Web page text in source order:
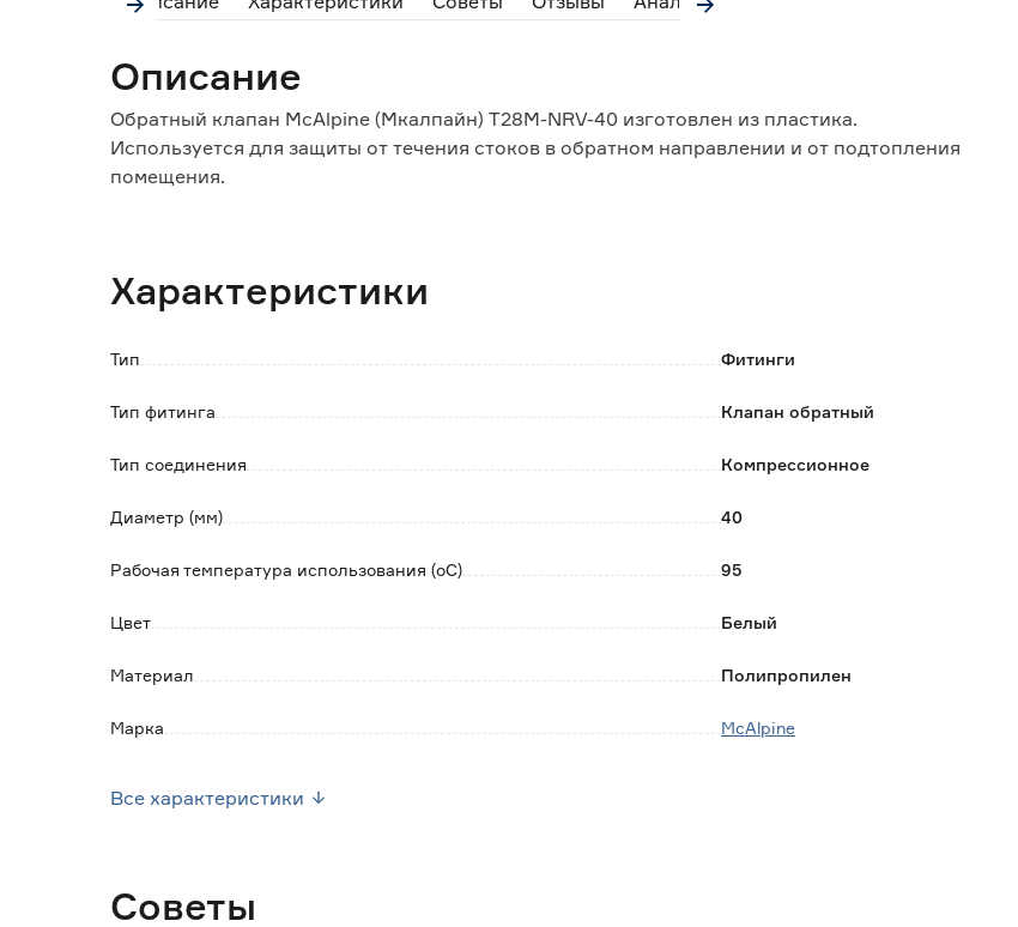
Описание
Обратный клапан McAlpine (Мкалпайн) T28M-NRV-40 изготовлен из пластика.
Используется для защиты от течения стоков в обратном направлении и от подтопления
помещения.
Герметичность соединения обеспечивает уплотнительное кольцо с накидной гайкой круглой
При монтаже используется гладкая сторона трубопровода (участок без раструба).
Преимущества:
- высокие санитарно-гигиенические свойства;
- химическая устойчивость;
Характеристики
Тип Фитинги
Тип фитинга Клапан обратный
Тип соединения Компрессионное
Диаметр (мм) 40
Рабочая температура использования (оС) 95
Цвет Белый
Материал Полипропилен
Марка McAlpine
Все характеристики
Советы